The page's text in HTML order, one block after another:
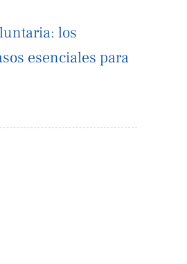
los
esenciales para